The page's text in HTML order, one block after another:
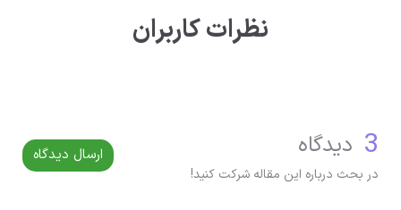
نظرات کاربران
3 دیدگاه
در بحث درباره این مقاله شرکت کنید!
ارسال دیدگاه